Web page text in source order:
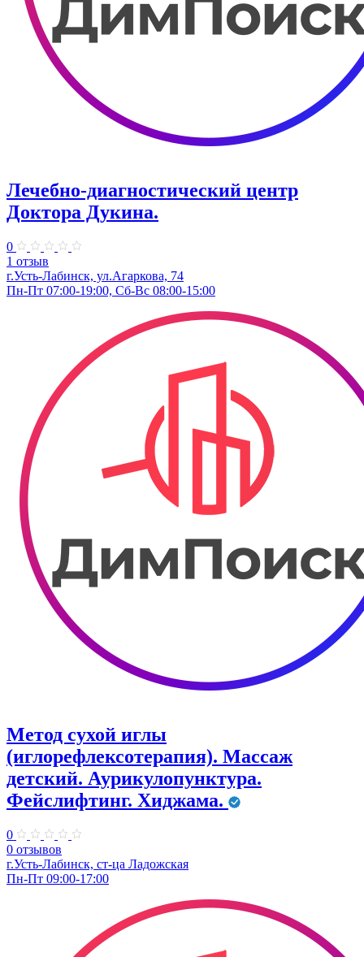
Лечебно-диагностический центр
Доктора Дукина.
0
1 отзыв
г.Усть-Лабинск, ул.Агаркова, 74
Пн-Пт 07:00-19:00, Сб-Вс 08:00-15:00
Метод сухой иглы
(иглорефлексотерапия). Массаж
детский. Аурикулопунктура.
Фейслифтинг. Хиджама.
0
0 отзывов
г.Усть-Лабинск, ст-ца Ладожская
Пн-Пт 09:00-17:00